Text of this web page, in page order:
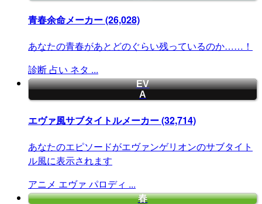
青春余命メーカー(26,028)
あなたの青春があとどのぐらい残っているのか……！
診断 占い ネタ ...
EV
A
エヴァ風サブタイトルメーカー(32,714)
あなたのエピソードがエヴァンゲリオンのサブタイト
ル風に表示されます
アニメ エヴァ パロディ ...
春